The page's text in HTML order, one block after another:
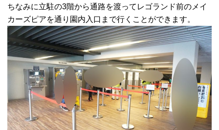
ちなみに立駐の3階から通路を渡ってレゴランド前のメイ
カーズピアを通り園内入口まで行くことができます。